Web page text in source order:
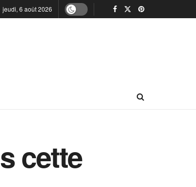
jeudi, 6 août 2026
cette